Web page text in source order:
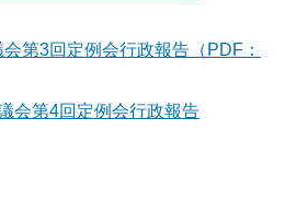
第3回定例会行政報告（PDF：
会第4回定例会行政報告